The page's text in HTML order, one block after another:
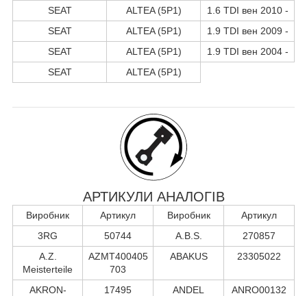
SEAT
ALTEA (5P1)
1.6 TDI вен 2010 -
SEAT
ALTEA (5P1)
1.9 TDI вен 2009 -
SEAT
ALTEA (5P1)
1.9 TDI вен 2004 -
SEAT
ALTEA (5P1)
АРТИКУЛИ АНАЛОГІВ
Виробник Артикул Виробник
Артикул
3RG
50744 A.B.S.
270857
A.Z.
Meisterteile
AZMT400405
703
ABAKUS 23305022
AKRON-
17495 ANDEL ANRO00132